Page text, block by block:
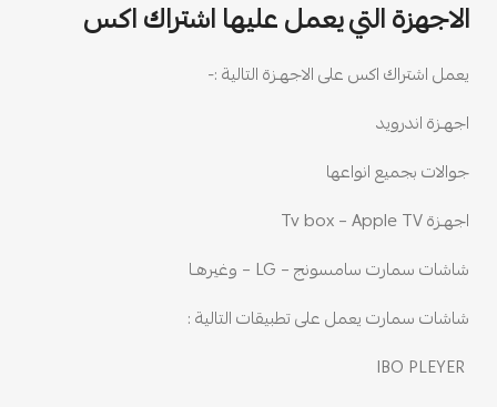
الاجهزة التي يعمل عليها اشتراك اكس
يعمل اشتراك اكس على الاجهـزة التالية :-
اجهـزة اندرويد
جوالات بجميع انواعها
اجهـزة Tv box – Apple TV
شاشات سمارت سامسونج – LG – وغيرهـا
شاشات سمارت يعمل على تطبيقات التالية :